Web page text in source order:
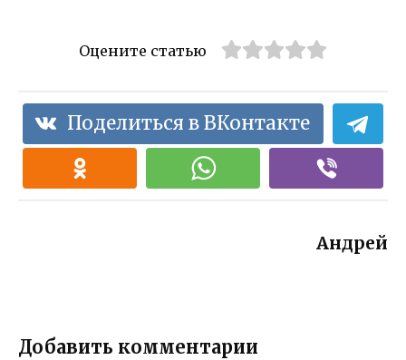
Оцените статью
Поделиться в ВКонтакте
Андрей
Добавить комментарии